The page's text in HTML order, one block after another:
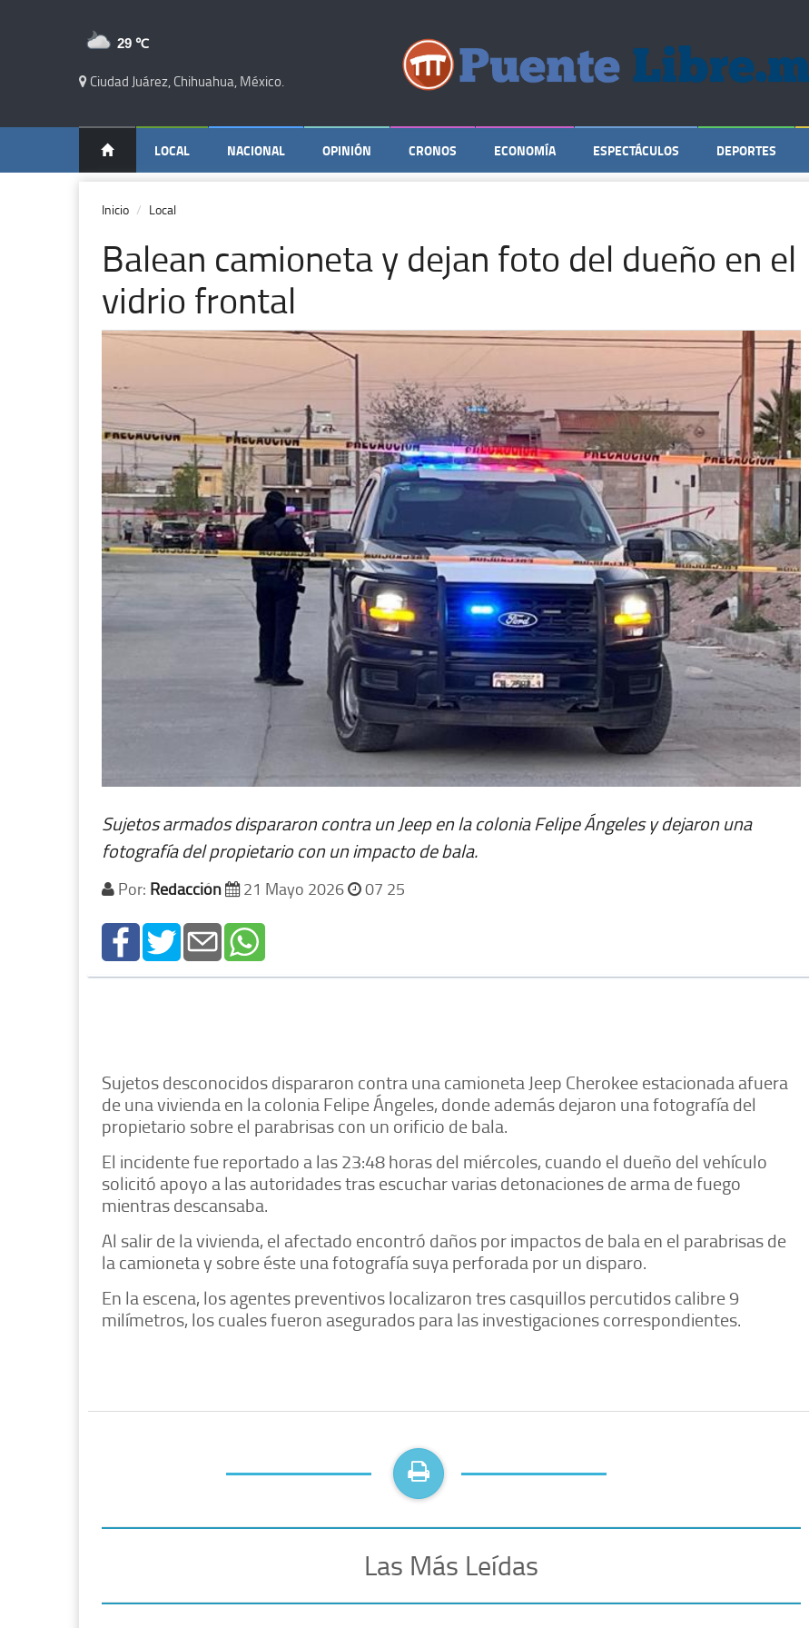
29 ℃
Ciudad Juárez, Chihuahua, México.
LOCAL NACIONAL OPINIÓN CRONOS ECONOMÍA ESPECTÁCULOS DEPORTES
Inicio Local
Balean camioneta y dejan foto del dueño en el
vidrio frontal
Sujetos armados dispararon contra un Jeep en la colonia Felipe Ángeles y dejaron una
fotografía del propietario con un impacto de bala.
Por: Redacción 21 Mayo 2026 07 25
Sujetos desconocidos dispararon contra una camioneta Jeep Cherokee estacionada afuera
de una vivienda en la colonia Felipe Ángeles, donde además dejaron una fotografía del
propietario sobre el parabrisas con un orificio de bala.
El incidente fue reportado a las 23:48 horas del miércoles, cuando el dueño del vehículo
solicitó apoyo a las autoridades tras escuchar varias detonaciones de arma de fuego
mientras descansaba.
Al salir de la vivienda, el afectado encontró daños por impactos de bala en el parabrisas de
la camioneta y sobre éste una fotografía suya perforada por un disparo.
En la escena, los agentes preventivos localizaron tres casquillos percutidos calibre 9
milímetros, los cuales fueron asegurados para las investigaciones correspondientes.
Las Más Leídas